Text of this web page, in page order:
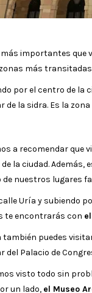
importantes que
más
por el centro de la
de la sidra. Es la
a recomendar que
la ciudad.
nuestros lugares
Uría y subiendo
te encontrarás con
también puedes
del Palacio de
visto todo sin
un lado, el Museo